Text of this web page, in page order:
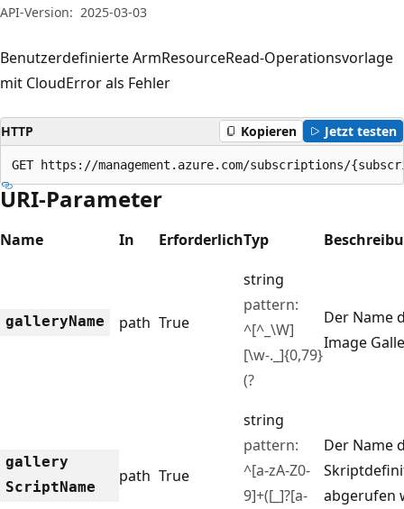
API-Version: 2025-03-03
Benutzerdefinierte ArmResourceRead-Operationsvorlage
mit CloudError als Fehler
HTTP Kopieren Jetzt testen
GET https://management.azure.com/subscriptions/
URI-Parameter
Name In ErforderlichTyp
galleryName path True
string
pattern:
^[^_\W]
[\w-._]{0,79}
(?
Der Name
Image
gallery
ScriptName
path True
string
pattern:
^[a-zA-Z0-
9]+([_]?[a-
Der Name
abgerufen